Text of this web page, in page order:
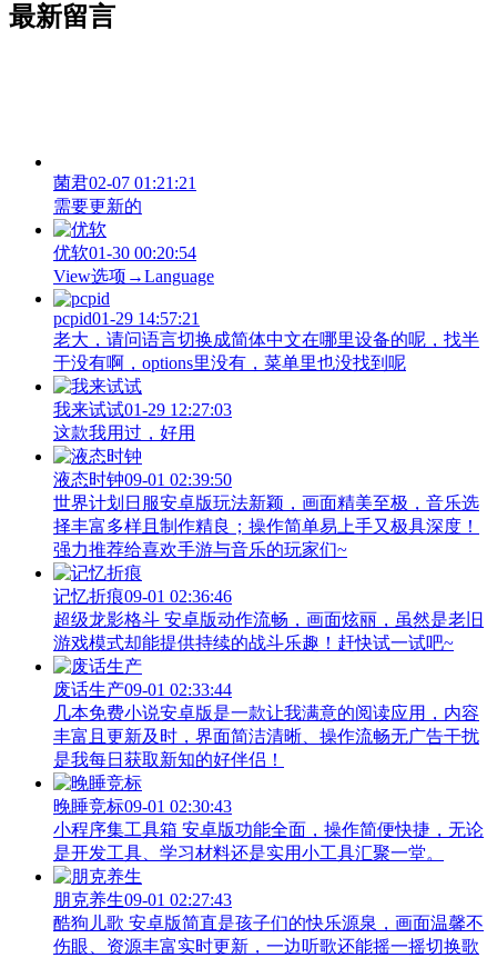
最新留言
菌君02-07 01:21:21
需要更新的
优软01-30 00:20:54
View‌选项→Language
pcpid01-29 14:57:21
老大，请问语言切换成简体中文在哪里设备的呢，找半
于没有啊，options里没有，菜单里也没找到呢
我来试试01-29 12:27:03
这款我用过，好用
液态时钟09-01 02:39:50
世界计划日服安卓版玩法新颖，画面精美至极，音乐选
择丰富多样且制作精良；操作简单易上手又极具深度！
强力推荐给喜欢手游与音乐的玩家们~
记忆折痕09-01 02:36:46
超级龙影格斗 安卓版动作流畅，画面炫丽，虽然是老旧
游戏模式却能提供持续的战斗乐趣！赶快试一试吧~
废话生产09-01 02:33:44
几本免费小说安卓版是一款让我满意的阅读应用，内容
丰富且更新及时，界面简洁清晰、操作流畅无广告干扰
是我每日获取新知的好伴侣！
晚睡竞标09-01 02:30:43
小程序集工具箱 安卓版功能全面，操作简便快捷，无论
是开发工具、学习材料还是实用小工具汇聚一堂。
朋克养生09-01 02:27:43
酷狗儿歌 安卓版简直是孩子们的快乐源泉，画面温馨不
伤眼、资源丰富实时更新，一边听歌还能摇一摇切换歌